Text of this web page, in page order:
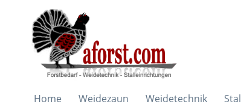
Home Weidezaun Weidetechnik